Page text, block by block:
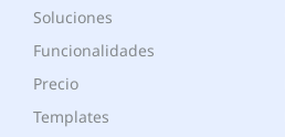
Soluciones
Funcionalidades
Precio
Templates